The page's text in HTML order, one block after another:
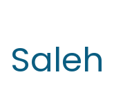
Saleh